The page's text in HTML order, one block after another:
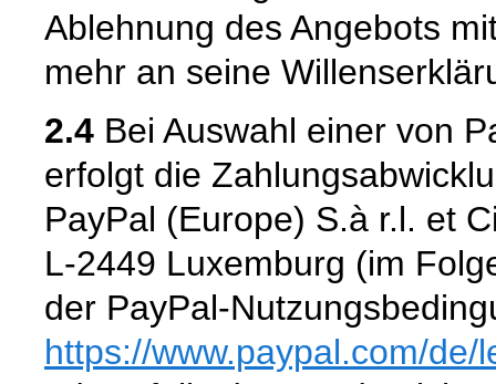
Ablehnung des Angebots
mehr an seine
2.4 Bei Auswahl einer von
erfolgt die
PayPal (Europe) S.à r.l. et
L-2449 Luxemburg (im
der PayPal-
https://www.paypal.com/de/